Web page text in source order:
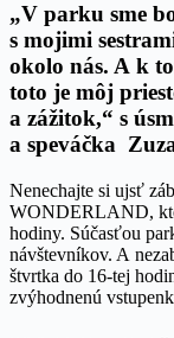
„V parku sme
s mojimi
okolo nás. A k
toto je môj
a zážitok,“ s
a speváčka
Nenechajte si ujsť
WONDERLAND,
hodiny. Súčasťou
návštevníkov. A
štvrtka do 16-tej
zvýhodnenú